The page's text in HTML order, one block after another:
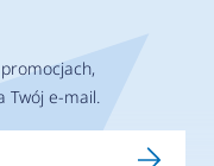
Twój e-mail.